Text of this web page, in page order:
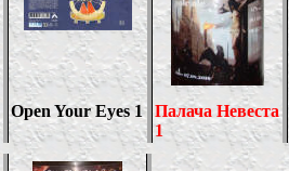
Open Your Eyes 1
Палача Невеста
1